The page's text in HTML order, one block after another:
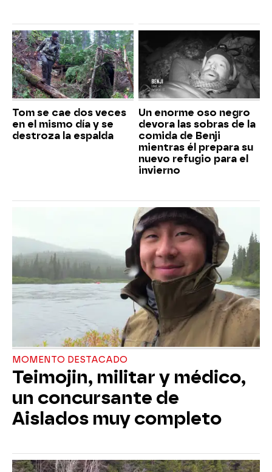
Tom se cae dos veces
en el mismo día y se
destroza la espalda
Un enorme oso negro
devora las sobras de la
comida de Benji
mientras él prepara su
nuevo refugio para el
invierno
MOMENTO DESTACADO
Teimojin, militar y médico,
un concursante de
Aislados muy completo